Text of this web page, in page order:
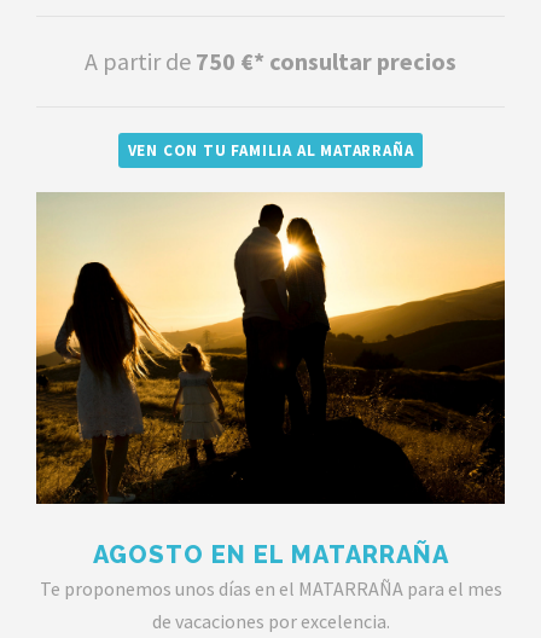
A partir de 750 €* consultar precios
VEN CON TU FAMILIA AL MATARRAÑA
AGOSTO EN EL MATARRAÑA
Te proponemos unos días en el MATARRAÑA para el mes
de vacaciones por excelencia.